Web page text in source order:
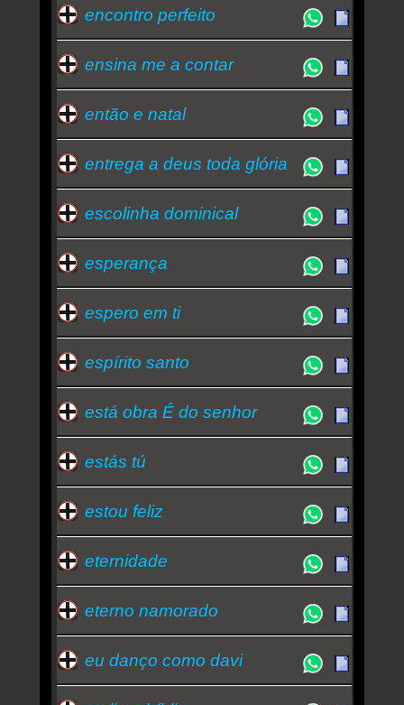
encontro perfeito
ensina me a contar
então e natal
entrega a deus toda glória
escolinha dominical
esperança
espero em ti
espírito santo
está obra É do senhor
estás tú
estou feliz
eternidade
eterno namorado
eu danço como davi